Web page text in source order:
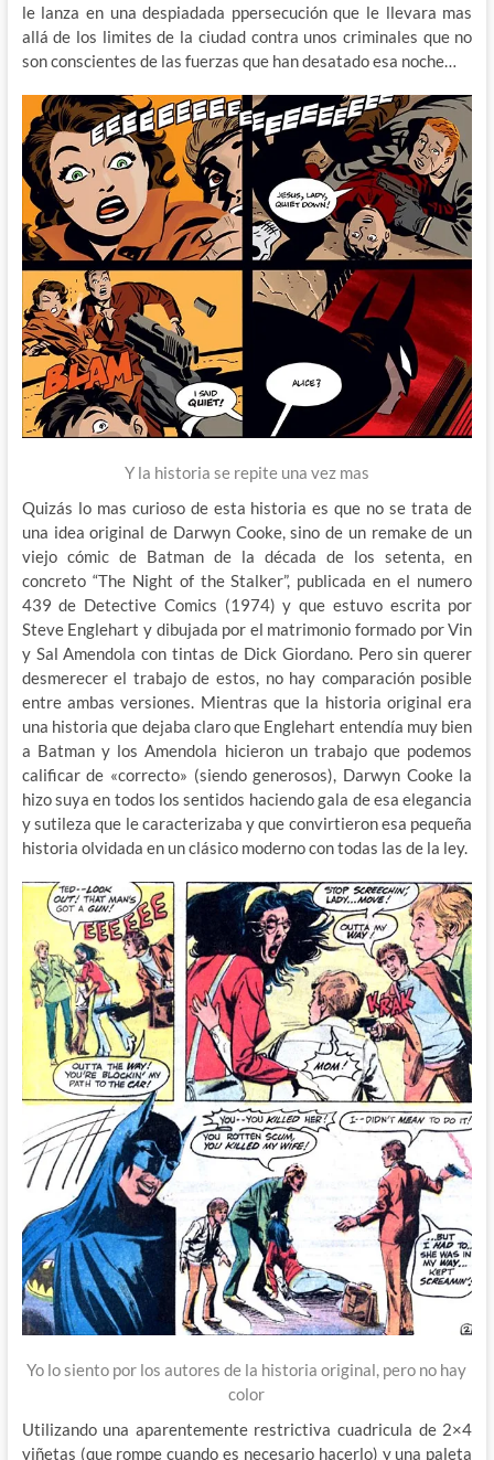
le lanza en una despiadada ppersecución que le llevara mas
allá de los limites de la ciudad contra unos criminales que no
son conscientes de las fuerzas que han desatado esa noche…
Y la historia se repite una vez mas
Quizás lo mas curioso de esta historia es que no se trata de
una idea original de Darwyn Cooke, sino de un remake de un
viejo cómic de Batman de la década de los setenta, en
concreto “The Night of the Stalker”, publicada en el numero
439 de Detective Comics (1974) y que estuvo escrita por
Steve Englehart y dibujada por el matrimonio formado por Vin
y Sal Amendola con tintas de Dick Giordano. Pero sin querer
desmerecer el trabajo de estos, no hay comparación posible
entre ambas versiones. Mientras que la historia original era
una historia que dejaba claro que Englehart entendía muy bien
a Batman y los Amendola hicieron un trabajo que podemos
calificar de «correcto» (siendo generosos), Darwyn Cooke la
hizo suya en todos los sentidos haciendo gala de esa elegancia
y sutileza que le caracterizaba y que convirtieron esa pequeña
historia olvidada en un clásico moderno con todas las de la ley.
Yo lo siento por los autores de la historia original, pero no hay
color
Utilizando una aparentemente restrictiva cuadricula de 2×4
viñetas (que rompe cuando es necesario hacerlo) y una paleta